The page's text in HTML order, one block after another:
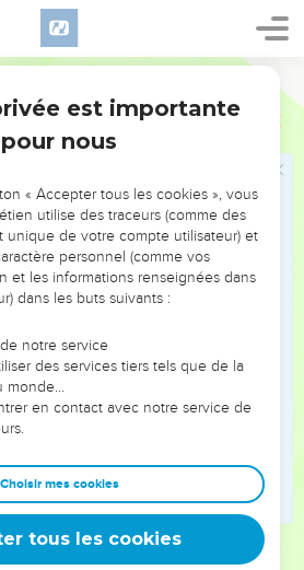
se reconnaît à son fruit. On ne
des ronces et l'on ne vendange pas
bonnes choses du bon trésor de son
cœur]. En effet, sa bouche exprime ce
vous ‘Seigneur, Seigneur !’et ne
dis ?
à qui ressemble tout homme qui
paroles et les met en pratique :
qui, pour construire une maison,
et a posé les fondations sur
pouvoir l'ébranler, parce qu'elle
et ne met pas en pratique est
qui a construit une maison sur la
est importante
pour nous
« Accepter tous les cookies », vous
utilise des traceurs (comme des
unique de votre compte utilisateur) et
personnel (comme vos
et les informations renseignées dans
dans les buts suivants :
notre service
des services tiers tels que de la
monde…
en contact avec notre service de
Choisir mes cookies
tous les cookies